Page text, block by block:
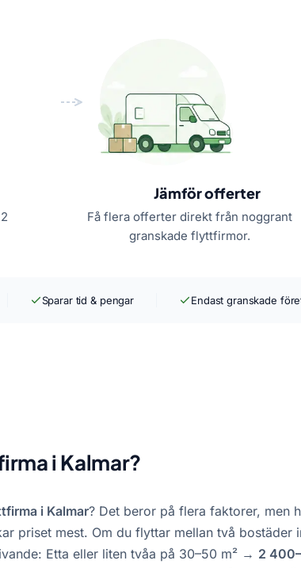
Jämför offerter
Få flera offerter direkt från noggrant
granskade flyttfirmor.
Sparar tid & pengar Endast granskade
i Kalmar?
i Kalmar? Det beror på flera faktorer, men
priset mest. Om du flyttar mellan två bostäder
Etta eller liten tvåa på 30–50 m² → 2